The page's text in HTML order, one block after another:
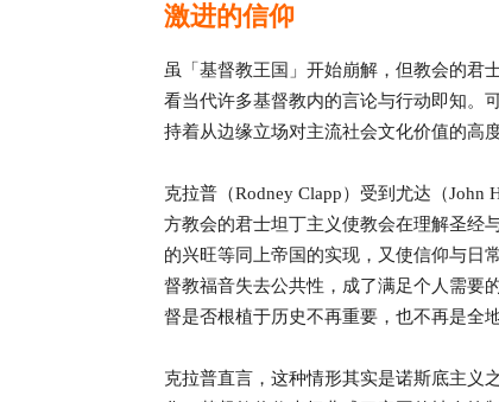
激进的信仰
虽「基督教王国」开始崩解，但教会的君
看当代许多基督教内的言论与行动即知。
持着从边缘立场对主流社会文化价值的高
克拉普（Rodney Clapp）受到尤达（John
方教会的君士坦丁主义使教会在理解圣经
的兴旺等同上帝国的实现，又使信仰与日
督教福音失去公共性，成了满足个人需要
督是否根植于历史不再重要，也不再是全
克拉普直言，这种情形其实是诺斯底主义